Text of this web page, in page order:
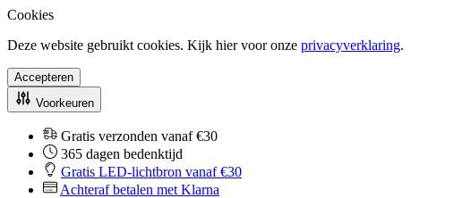
Cookies
Deze website gebruikt cookies. Kijk hier voor onze privacyverklaring.
Accepteren
Voorkeuren
Gratis verzonden vanaf €30
365 dagen bedenktijd
Gratis LED-lichtbron vanaf €30
Achteraf betalen met Klarna